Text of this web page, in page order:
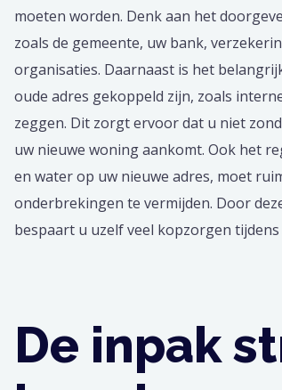
moeten worden. Denk aan het
zoals de gemeente, uw bank,
organisaties. Daarnaast is het
oude adres gekoppeld zijn, zoals
zeggen. Dit zorgt ervoor dat u niet
uw nieuwe woning aankomt. Ook het
en water op uw nieuwe adres, moet
onderbrekingen te vermijden. Door
bespaart u uzelf veel kopzorgen
De inpak